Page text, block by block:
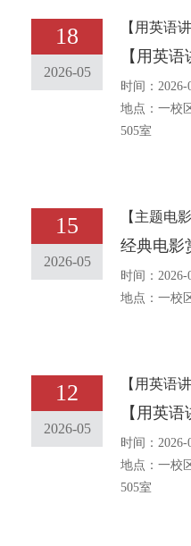
18
2026-05
【用英语
时间：2026-
地点：一校
505室
15
2026-05
【主题电
时间：2026-
地点：一校
12
2026-05
【用英语
时间：2026-
地点：一校
505室